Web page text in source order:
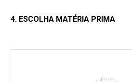
4. ESCOLHA MATÉRIA PRIMA